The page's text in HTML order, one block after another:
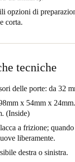
opzioni di
corta.
tecniche
delle porte: da 32
x 54mm x
(Inside)
a frizione;
liberamente.
destra o sinistra.